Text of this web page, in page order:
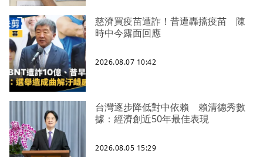
慈濟買疫苗遭詐！昔遭轟擋疫苗 陳
時中今露面回應
2026.08.07 10:42
台灣逐步降低對中依賴 賴清德秀數
據：經濟創近50年最佳表現
2026.08.05 15:29